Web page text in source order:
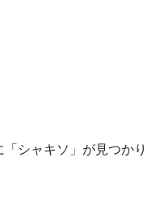
シャキソ」が見つかり